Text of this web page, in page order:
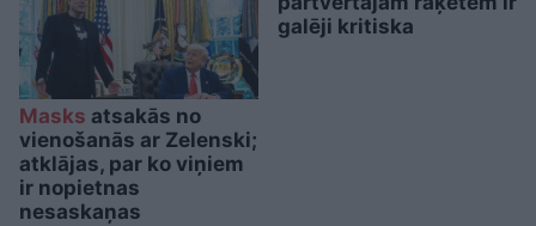
Masks atsakās no
vienošanās ar Zelenski;
atklājas, par ko viņiem
ir nopietnas
nesaskaņas
galēji kritiska